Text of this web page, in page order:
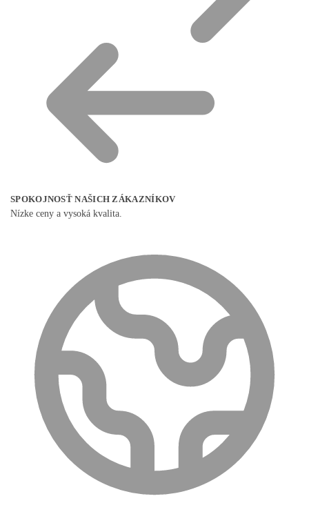
SPOKOJNOSŤ NAŠICH ZÁKAZNÍKOV
Nízke ceny a vysoká kvalita.